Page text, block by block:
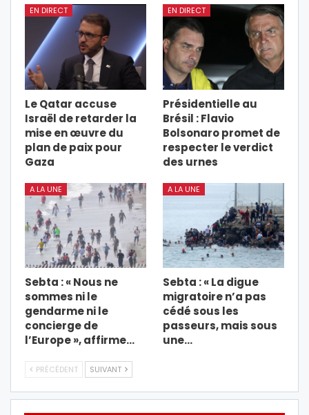
EN DIRECT
Le Qatar accuse
Israël de retarder la
mise en œuvre du
plan de paix pour
Gaza
EN DIRECT
Présidentielle au
Brésil : Flavio
Bolsonaro promet de
respecter le verdict
des urnes
A LA UNE
Sebta : « Nous ne
sommes ni le
gendarme ni le
concierge de
l’Europe », affirme…
A LA UNE
Sebta : « La digue
migratoire n’a pas
cédé sous les
passeurs, mais sous
une…
PRÉCÉDENT SUIVANT